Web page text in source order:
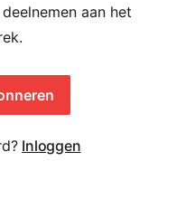
aan het
Inloggen